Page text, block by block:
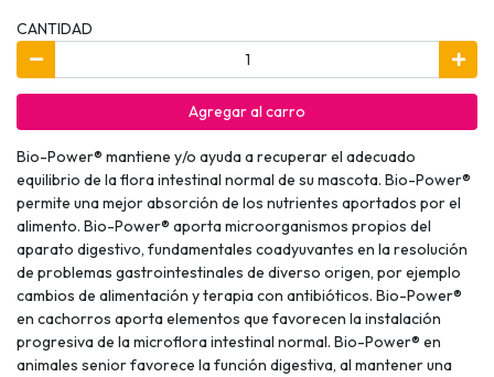
CANTIDAD
Agregar al carro
Bio-Power® mantiene y/o ayuda a recuperar el adecuado
equilibrio de la flora intestinal normal de su mascota. Bio-Power®
permite una mejor absorción de los nutrientes aportados por el
alimento. Bio-Power® aporta microorganismos propios del
aparato digestivo, fundamentales coadyuvantes en la resolución
de problemas gastrointestinales de diverso origen, por ejemplo
cambios de alimentación y terapia con antibióticos. Bio-Power®
en cachorros aporta elementos que favorecen la instalación
progresiva de la microflora intestinal normal. Bio-Power® en
animales senior favorece la función digestiva, al mantener una